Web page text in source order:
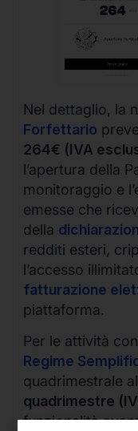
Nel dettaglio, la
Forfettario
264€ (IVA
l’apertura della
monitoraggio e
emesse che
della
redditi esteri,
l’accesso
fatturazione
piattaforma.
Per le attività
Regime
quadrimestrale
quadrimestre
funzionalità